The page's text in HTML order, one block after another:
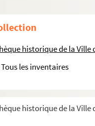
historique de la Ville
Tous les inventaires
historique de la Ville
du Travail